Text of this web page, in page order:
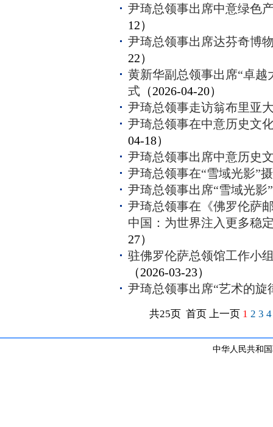
尹琦总领事出席中意绿色
12）
尹琦总领事出席达芬奇博
22）
黄新华副总领事出席“卓越
式 （2026-04-20）
尹琦总领事走访翁布里亚
尹琦总领事在中意历史文
04-18）
尹琦总领事出席中意历史
尹琦总领事在“雪域光影”
尹琦总领事出席“雪域光影
尹琦总领事在《佛罗伦萨
中国：为世界注入更多稳
27）
驻佛罗伦萨总领馆工作小
（2026-03-23）
尹琦总领事出席“艺术的旋
共25页 首页 上一页 1 2 3 4
中华人民共和